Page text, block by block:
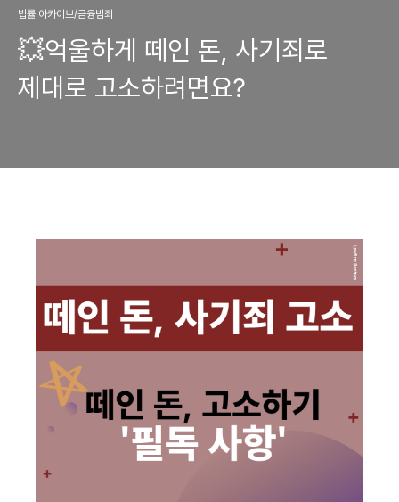
법률 아카이브/금융범죄
💥억울하게 떼인 돈, 사기죄로
제대로 고소하려면요?